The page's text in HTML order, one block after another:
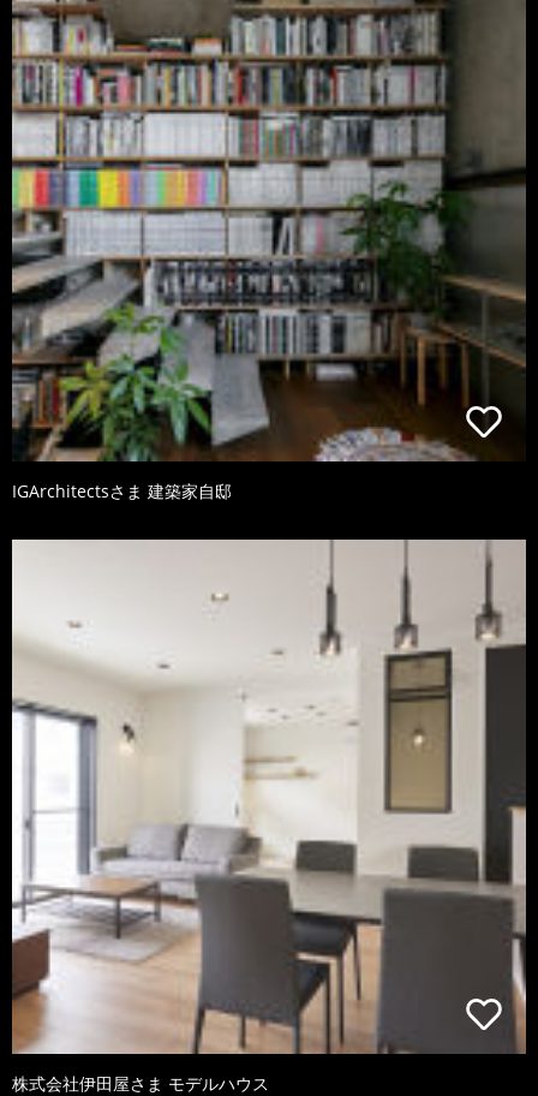
IGArchitectsさま 建築家自邸
株式会社伊田屋さま モデルハウス